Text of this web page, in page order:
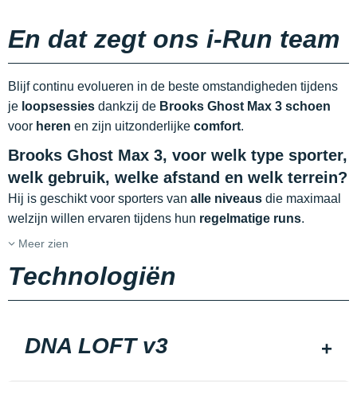
En dat zegt ons i-Run team
Blijf continu evolueren in de beste omstandigheden tijdens
je loopsessies dankzij de Brooks Ghost Max 3 schoen
voor heren en zijn uitzonderlijke comfort.
Brooks Ghost Max 3, voor welk type sporter,
welk gebruik, welke afstand en welk terrein?
Hij is geschikt voor sporters van alle niveaus die maximaal
welzijn willen ervaren tijdens hun regelmatige runs.
Meer zien
Technologiën
DNA LOFT v3